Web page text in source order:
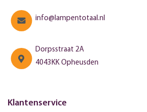
info@lampentotaal.nl
Dorpsstraat 2A
4043KK Opheusden
Klantenservice